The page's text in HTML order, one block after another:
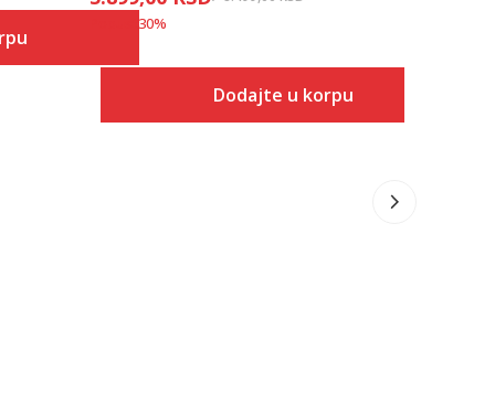
30%
Dodajte u korpu